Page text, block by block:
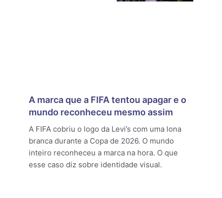
A marca que a FIFA tentou apagar e o
mundo reconheceu mesmo assim
A FIFA cobriu o logo da Levi’s com uma lona
branca durante a Copa de 2026. O mundo
inteiro reconheceu a marca na hora. O que
esse caso diz sobre identidade visual.